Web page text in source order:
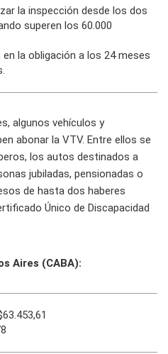
la inspección desde los dos
superen los 60.000
la obligación a los 24 meses
algunos vehículos y
abonar la VTV. Entre ellos se
los autos destinados a
jubiladas, pensionadas o
de hasta dos haberes
Único de Discapacidad
Aires (CABA):